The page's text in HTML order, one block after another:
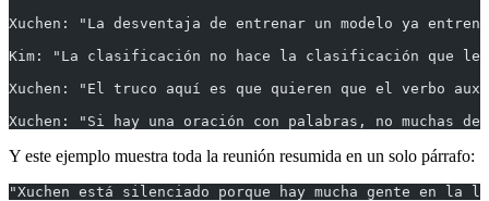
Xuchen: "La desventaja de entrenar un modelo ya
Kim: "La clasificación no hace la clasificación que
Xuchen: "El truco aquí es que quieren que el verbo
Xuchen: "Si hay una oración con palabras, no muchas
Y este ejemplo muestra toda la reunión resumida en un solo párrafo:
"Xuchen está silenciado porque hay mucha gente en la